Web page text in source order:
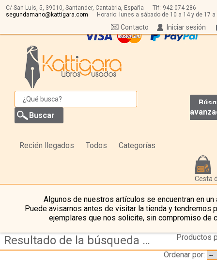
C/ San Luis, 5, 39010, Santander, Cantabria, España Tlf: 942 074 286
segundamano@kattigara.com
Horario: lunes a sábado de 10 a 14 y de 17 a
Iniciar sesión
Contacto
Recién llegados Todos Categorías
Cesta
Algunos de nuestros artículos se encuentran en un
Puede avisarnos antes de visitar la tienda y tendremos
ejemplares que nos solicite, sin compromiso de
Resultado de la búsqueda de autor verhulsdonk,-eduard
Productos
Ordenar por: